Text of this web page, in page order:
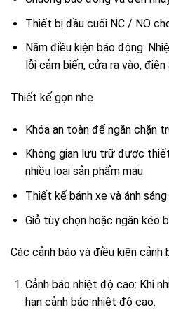
Thiết bị đầu cuối NC / NO
Năm điều kiện báo động:
lỗi cảm biến, cửa ra vào,
Thiết kế gọn nhẹ
Khóa an toàn để ngăn chặn
Không gian lưu trữ được
nhiều loại sản phẩm máu
Thiết kế bánh xe và ánh
Giỏ tùy chọn hoặc ngăn kéo
Các cảnh báo và điều kiện cảnh
Cảnh báo nhiệt độ cao: Khi
hạn cảnh báo nhiệt độ cao.